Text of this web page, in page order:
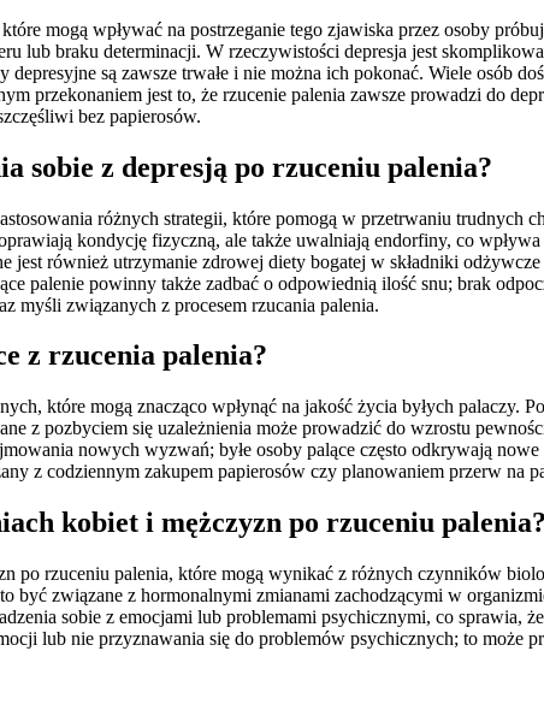
mogą wpływać na postrzeganie tego zjawiska przez osoby
lub braku determinacji. W rzeczywistości depresja jest
są zawsze trwałe i nie można ich pokonać. Wiele osób
przekonaniem jest to, że rzucenie palenia zawsze prowadzi do
bez papierosów.
sobie z depresją po rzuceniu palenia?
różnych strategii, które pomogą w przetrwaniu
kondycję fizyczną, ale także uwalniają endorfiny, co
jest również utrzymanie zdrowej diety bogatej w składniki
palenie powinny także zadbać o odpowiednią ilość snu; brak
myśli związanych z procesem rzucania palenia.
z rzucenia palenia?
które mogą znacząco wpłynąć na jakość życia byłych palaczy.
z pozbyciem się uzależnienia może prowadzić do wzrostu
nowych wyzwań; byłe osoby palące często odkrywają
z codziennym zakupem papierosów czy planowaniem przerw na
kobiet i mężczyzn po rzuceniu palenia?
po rzuceniu palenia, które mogą wynikać z różnych czynników
być związane z hormonalnymi zmianami zachodzącymi w
sobie z emocjami lub problemami psychicznymi, co sprawia,
lub nie przyznawania się do problemów psychicznych; to może